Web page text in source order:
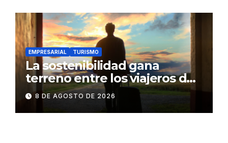
EMPRESARIAL TURISMO
La sostenibilidad gana
terreno entre los viajeros de
negocios
8 DE AGOSTO DE 2026